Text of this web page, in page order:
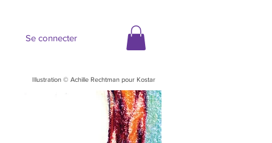
Se connecter
Illustration © Achille Rechtman pour Kostar